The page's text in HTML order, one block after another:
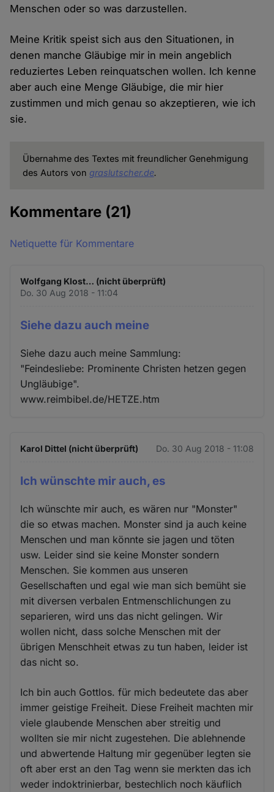
Menschen oder so was darzustellen.
Meine Kritik speist sich aus den Situationen, in
denen manche Gläubige mir in mein angeblich
reduziertes Leben reinquatschen wollen. Ich kenne
aber auch eine Menge Gläubige, die mir hier
zustimmen und mich genau so akzeptieren, wie ich
sie.
Übernahme des Textes mit freundlicher Genehmigung
des Autors von graslutscher.de.
Kommentare (21)
Netiquette für Kommentare
Wolfgang Klost… (nicht überprüft)
Do. 30 Aug 2018 - 11:04
Siehe dazu auch meine
Siehe dazu auch meine Sammlung:
"Feindesliebe: Prominente Christen hetzen gegen
Ungläubige".
www.reimbibel.de/HETZE.htm
Karol Dittel (nicht überprüft) Do. 30 Aug 2018 - 11:08
Ich wünschte mir auch, es
Ich wünschte mir auch, es wären nur "Monster"
die so etwas machen. Monster sind ja auch keine
Menschen und man könnte sie jagen und töten
usw. Leider sind sie keine Monster sondern
Menschen. Sie kommen aus unseren
Gesellschaften und egal wie man sich bemüht sie
mit diversen verbalen Entmenschlichungen zu
separieren, wird uns das nicht gelingen. Wir
wollen nicht, dass solche Menschen mit der
übrigen Menschheit etwas zu tun haben, leider ist
das nicht so.
Ich bin auch Gottlos. für mich bedeutete das aber
immer geistige Freiheit. Diese Freiheit machten mir
viele glaubende Menschen aber streitig und
wollten sie mir nicht zugestehen. Die ablehnende
und abwertende Haltung mir gegenüber legten sie
oft aber erst an den Tag wenn sie merkten das ich
weder indoktrinierbar, bestechlich noch käuflich